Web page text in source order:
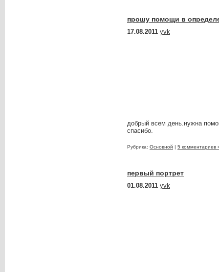
прошу помощи в
17.08.2011 yvk
добрый всем день.нужна
спасибо.
Рубрика: Основной | 5 комментариев
первый портрет
01.08.2011 yvk